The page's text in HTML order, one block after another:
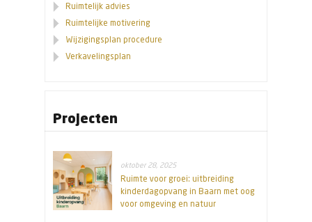
Ruimtelijk advies
Ruimtelijke motivering
Wijzigingsplan procedure
Verkavelingsplan
Projecten
oktober 28, 2025
Ruimte voor groei: uitbreiding
kinderdagopvang in Baarn met oog
voor omgeving en natuur